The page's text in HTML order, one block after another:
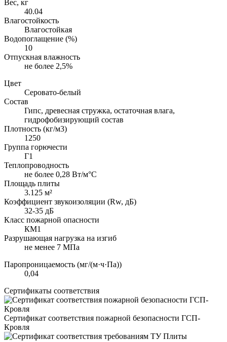
Вес, кг
40.04
Влагостойкость
Влагостойкая
Водопоглащение (%)
10
Отпускная влажность
не более 2,5%
Цвет
Серовато-белый
Состав
Гипс, древесная стружка, остаточная влага,
гидрофобизирующий состав
Плотность (кг/м3)
1250
Группа горючести
Г1
Теплопроводность
не более 0,28 Вт/м°С
Площадь плиты
3.125 м²
Коэффициент звукоизоляции (Rw, дБ)
32-35 дБ
Класс пожарной опасности
КМ1
Разрушающая нагрузка на изгиб
не менее 7 МПа
Паропроницаемость (мг/(м·ч·Па))
0,04
Сертификаты соответствия
Сертификат соответствия пожарной безопасности ГСП-
Кровля